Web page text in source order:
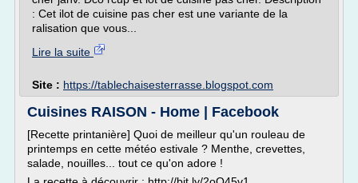
: Cet ilot de cuisine pas cher est une variante de la
ralisation que vous...
Lire la suite
Site : https://tablechaisesterrasse.blogspot.com
Cuisines RAISON - Home | Facebook
[Recette printanière] Quoi de meilleur qu'un rouleau de
printemps en cette météo estivale ? Menthe, crevettes,
salade, nouilles... tout ce qu'on adore !